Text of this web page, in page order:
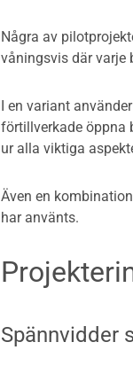
Några av
våningsvis där varje
I en variant
förtillverkade öppna
ur alla viktiga
Även en
har använts.
Spännvidder